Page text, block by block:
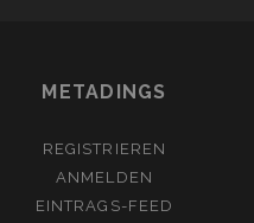
METADINGS
REGISTRIEREN
ANMELDEN
EINTRAGS-FEED